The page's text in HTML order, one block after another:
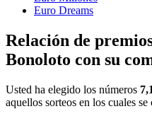
Euro Dreams
Relación de
Bonoloto con su
Usted ha elegido los números
aquellos sorteos en los cuales se